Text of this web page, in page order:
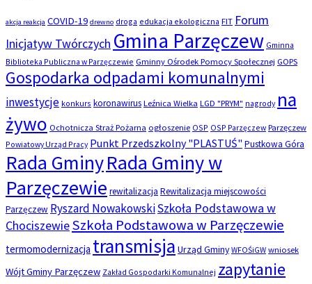
akcja reakcja COVID-19 drewno droga edukacja ekologiczna FIT Forum
Inicjatyw Twórczych Gmina Parzęczew Gminna
Biblioteka Publiczna w Parzęczewie Gminny Ośrodek Pomocy Społecznej GOPS
Gospodarka odpadami komunalnymi
inwestycje konkurs koronawirus Leźnica Wielka LGD "PRYM" nagrody na
żywo Ochotnicza Straż Pożarna ogłoszenie OSP OSP Parzęczew Parzęczew
Powiatowy Urząd Pracy Punkt Przedszkolny "PLASTUŚ" Pustkowa Góra
Rada GminyRada Gminy w
Parzęczewie rewitalizacja Rewitalizacja miejscowości
Parzęczew Ryszard NowakowskiSzkoła Podstawowa w
ChociszewieSzkoła Podstawowa w Parzęczewie
termomodernizacja transmisja Urząd Gminy WFOŚiGW wniosek
Wójt Gminy Parzęczew Zakład Gospodarki Komunalnej zapytanie